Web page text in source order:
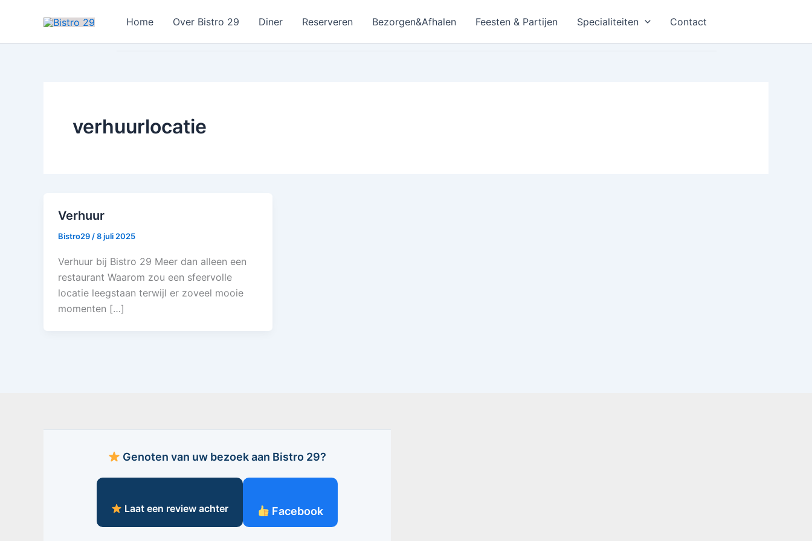
Home Over Bistro 29 Diner Reserveren Bezorgen&Afhalen Feesten & Partijen Specialiteiten Contact
verhuurlocatie
Verhuur
Bistro29 /8 juli 2025
Verhuur bij Bistro 29 Meer dan alleen een
restaurant Waarom zou een sfeervolle
locatie leegstaan terwijl er zoveel mooie
momenten […]
Genoten van uw bezoek aan Bistro 29?
Laat een review achter Facebook